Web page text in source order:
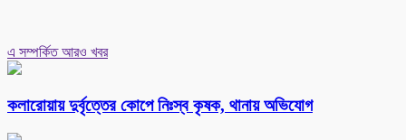
এ সম্পর্কিত আরও খবর
কলারোয়ায় দুর্বৃত্তের কোপে নিঃস্ব কৃষক, থানায় অভিযোগ